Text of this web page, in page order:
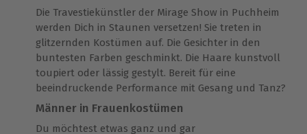
Die Travestiekünstler der Mirage Show in Puchheim
werden Dich in Staunen versetzen! Sie treten in
glitzernden Kostümen auf. Die Gesichter in den
buntesten Farben geschminkt. Die Haare kunstvoll
toupiert oder lässig gestylt. Bereit für eine
beeindruckende Performance mit Gesang und Tanz?
Männer in Frauenkostümen
Du möchtest etwas ganz und gar